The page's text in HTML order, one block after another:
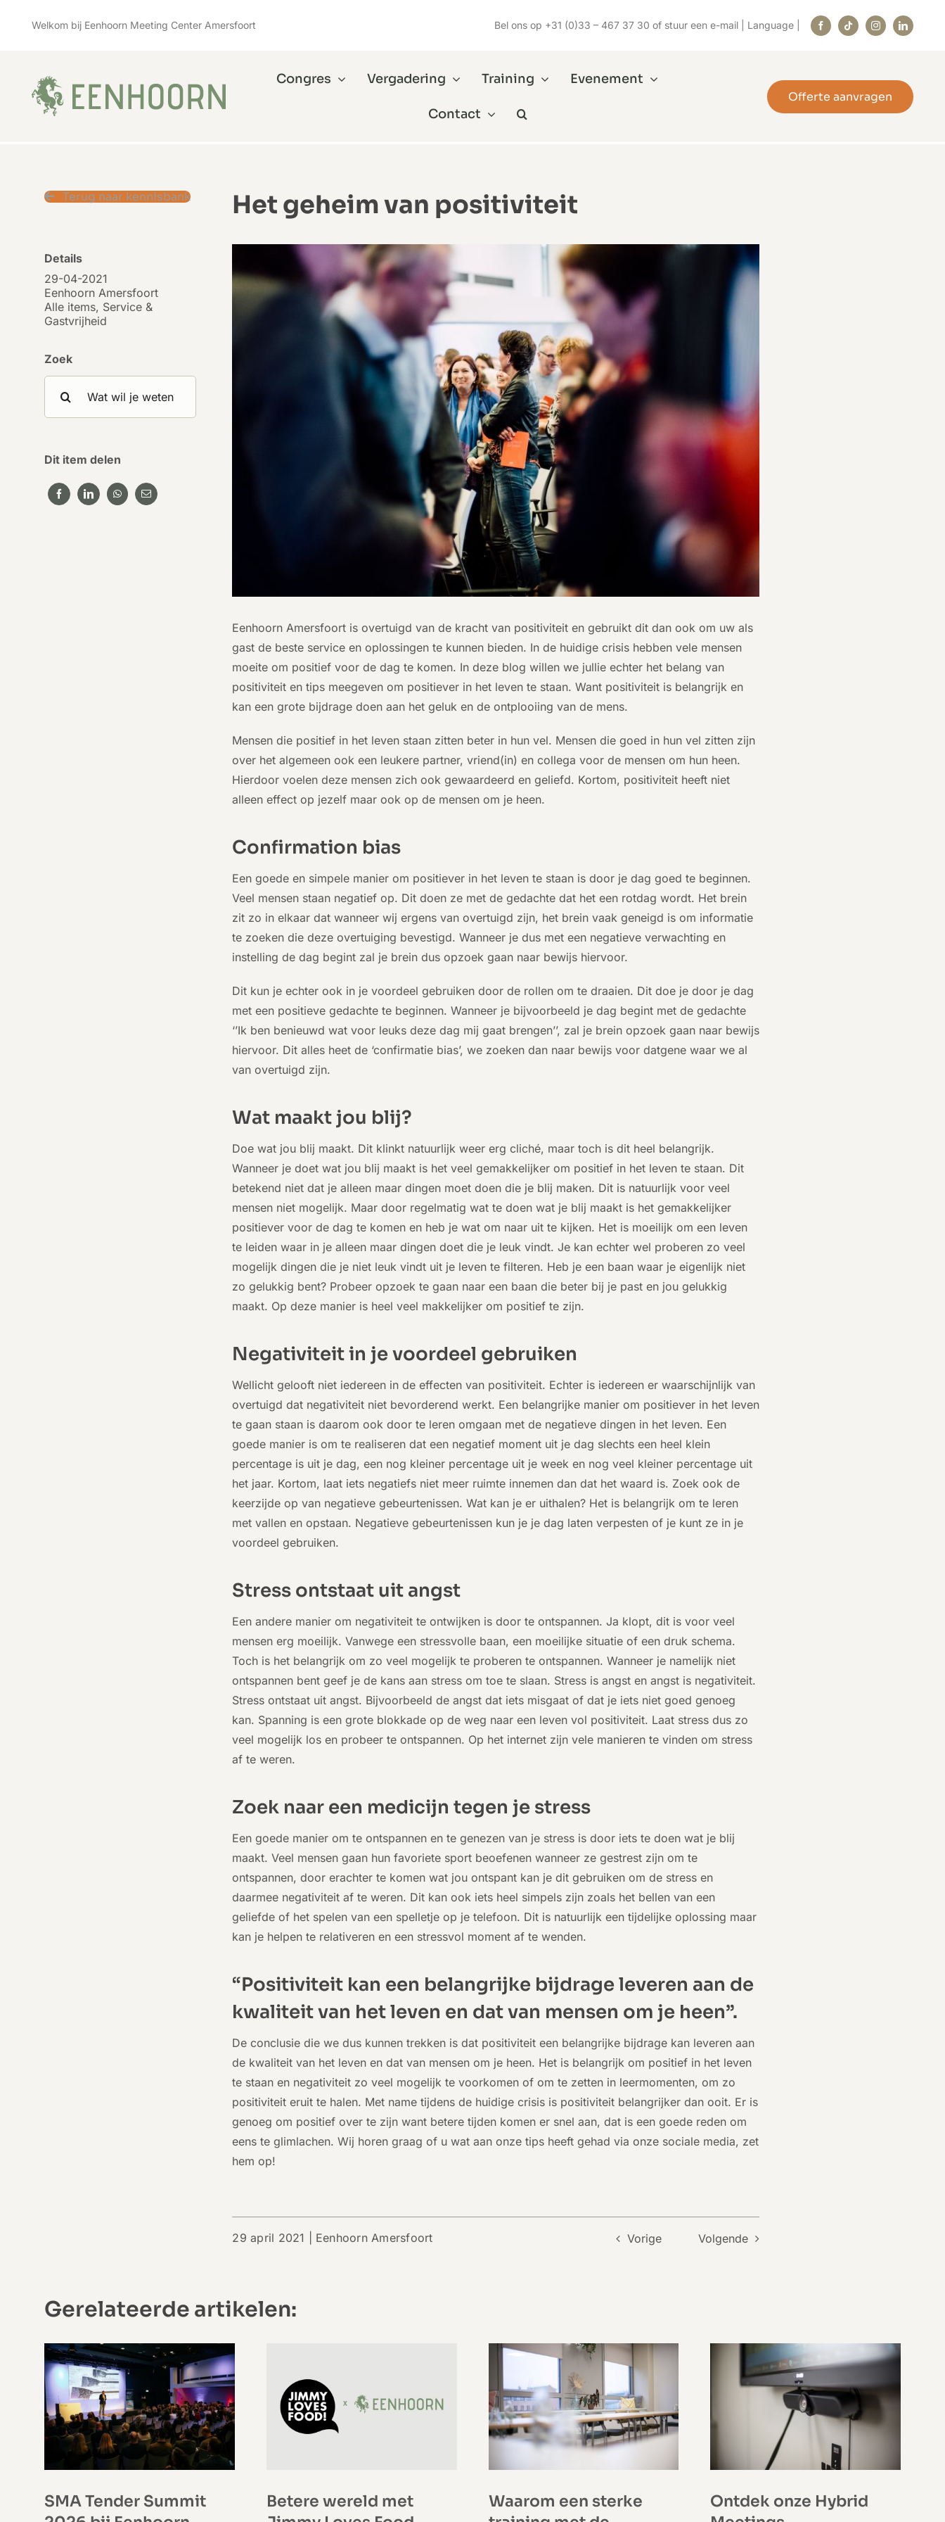
Welkom bij Eenhoorn Meeting Center Amersfoort Bel ons op +31 (0)33 – 467 37 30 of stuureen e-mail Language
Congres Vergadering Training Evenement
Contact
Offerte aanvragen
Terug naar kennisbank
Details
29-04-2021
Eenhoorn Amersfoort
Alle items, Service &
Gastvrijheid
Zoek
for:
Dit item delen
Het geheim van positiviteit
Eenhoorn Amersfoort is overtuigd van de kracht van positiviteit en gebruikt dit dan ook om uw als
gast de beste service en oplossingen te kunnen bieden. In de huidige crisis hebben vele mensen
moeite om positief voor de dag te komen. In deze blog willen we jullie echter het belang van
positiviteit en tips meegeven om positiever in het leven te staan. Want positiviteit is belangrijk en
kan een grote bijdrage doen aan het geluk en de ontplooiing van de mens.
Mensen die positief in het leven staan zitten beter in hun vel. Mensen die goed in hun vel zitten zijn
over het algemeen ook een leukere partner, vriend(in) en collega voor de mensen om hun heen.
Hierdoor voelen deze mensen zich ook gewaardeerd en geliefd. Kortom, positiviteit heeft niet
alleen effect op jezelf maar ook op de mensen om je heen.
Confirmation bias
Een goede en simpele manier om positiever in het leven te staan is door je dag goed te beginnen.
Veel mensen staan negatief op. Dit doen ze met de gedachte dat het een rotdag wordt. Het brein
zit zo in elkaar dat wanneer wij ergens van overtuigd zijn, het brein vaak geneigd is om informatie
te zoeken die deze overtuiging bevestigd. Wanneer je dus met een negatieve verwachting en
instelling de dag begint zal je brein dus opzoek gaan naar bewijs hiervoor.
Dit kun je echter ook in je voordeel gebruiken door de rollen om te draaien. Dit doe je door je dag
met een positieve gedachte te beginnen. Wanneer je bijvoorbeeld je dag begint met de gedachte
‘’Ik ben benieuwd wat voor leuks deze dag mij gaat brengen’’, zal je brein opzoek gaan naar bewijs
hiervoor. Dit alles heet de ‘confirmatie bias’, we zoeken dan naar bewijs voor datgene waar we al
van overtuigd zijn.
Wat maakt jou blij?
Doe wat jou blij maakt. Dit klinkt natuurlijk weer erg cliché, maar toch is dit heel belangrijk.
Wanneer je doet wat jou blij maakt is het veel gemakkelijker om positief in het leven te staan. Dit
betekend niet dat je alleen maar dingen moet doen die je blij maken. Dit is natuurlijk voor veel
mensen niet mogelijk. Maar door regelmatig wat te doen wat je blij maakt is het gemakkelijker
positiever voor de dag te komen en heb je wat om naar uit te kijken. Het is moeilijk om een leven
te leiden waar in je alleen maar dingen doet die je leuk vindt. Je kan echter wel proberen zo veel
mogelijk dingen die je niet leuk vindt uit je leven te filteren. Heb je een baan waar je eigenlijk niet
zo gelukkig bent? Probeer opzoek te gaan naar een baan die beter bij je past en jou gelukkig
maakt. Op deze manier is heel veel makkelijker om positief te zijn.
Negativiteit in je voordeel gebruiken
Wellicht gelooft niet iedereen in de effecten van positiviteit. Echter is iedereen er waarschijnlijk van
overtuigd dat negativiteit niet bevorderend werkt. Een belangrijke manier om positiever in het leven
te gaan staan is daarom ook door te leren omgaan met de negatieve dingen in het leven. Een
goede manier is om te realiseren dat een negatief moment uit je dag slechts een heel klein
percentage is uit je dag, een nog kleiner percentage uit je week en nog veel kleiner percentage uit
het jaar. Kortom, laat iets negatiefs niet meer ruimte innemen dan dat het waard is. Zoek ook de
keerzijde op van negatieve gebeurtenissen. Wat kan je er uithalen? Het is belangrijk om te leren
met vallen en opstaan. Negatieve gebeurtenissen kun je je dag laten verpesten of je kunt ze in je
voordeel gebruiken.
Stress ontstaat uit angst
Een andere manier om negativiteit te ontwijken is door te ontspannen. Ja klopt, dit is voor veel
mensen erg moeilijk. Vanwege een stressvolle baan, een moeilijke situatie of een druk schema.
Toch is het belangrijk om zo veel mogelijk te proberen te ontspannen. Wanneer je namelijk niet
ontspannen bent geef je de kans aan stress om toe te slaan. Stress is angst en angst is negativiteit.
Stress ontstaat uit angst. Bijvoorbeeld de angst dat iets misgaat of dat je iets niet goed genoeg
kan. Spanning is een grote blokkade op de weg naar een leven vol positiviteit. Laat stress dus zo
veel mogelijk los en probeer te ontspannen. Op het internet zijn vele manieren te vinden om stress
af te weren.
Zoek naar een medicijn tegen je stress
Een goede manier om te ontspannen en te genezen van je stress is door iets te doen wat je blij
maakt. Veel mensen gaan hun favoriete sport beoefenen wanneer ze gestrest zijn om te
ontspannen, door erachter te komen wat jou ontspant kan je dit gebruiken om de stress en
daarmee negativiteit af te weren. Dit kan ook iets heel simpels zijn zoals het bellen van een
geliefde of het spelen van een spelletje op je telefoon. Dit is natuurlijk een tijdelijke oplossing maar
kan je helpen te relativeren en een stressvol moment af te wenden.
“Positiviteit kan een belangrijke bijdrage leveren aan de
kwaliteit van het leven en dat van mensen om je heen”.
De conclusie die we dus kunnen trekken is dat positiviteit een belangrijke bijdrage kan leveren aan
de kwaliteit van het leven en dat van mensen om je heen. Het is belangrijk om positief in het leven
te staan en negativiteit zo veel mogelijk te voorkomen of om te zetten in leermomenten, om zo
positiviteit eruit te halen. Met name tijdens de huidige crisis is positiviteit belangrijker dan ooit. Er is
genoeg om positief over te zijn want betere tijden komen er snel aan, dat is een goede reden om
eens te glimlachen. Wij horen graag of u wat aan onze tips heeft gehad via onze sociale media, zet
hem op!
29 april 2021 | Eenhoorn Amersfoort Vorige Volgende
Gerelateerde artikelen:
SMA Tender Summit
Betere wereld met
Waarom een sterke
Ontdek onze Hybrid